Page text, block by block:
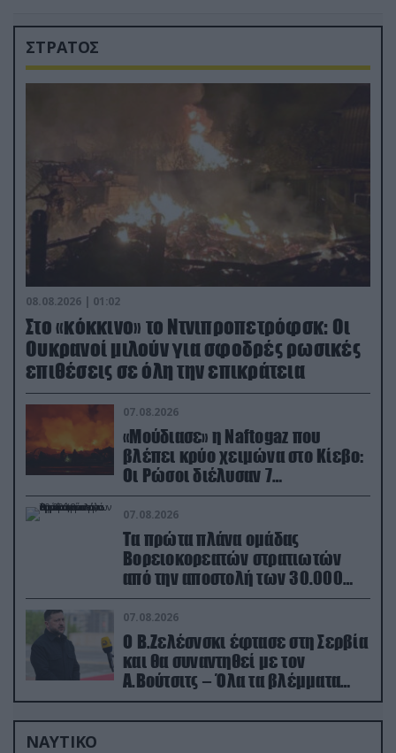
ΣΤΡΑΤΟΣ
08.08.2026 | 01:02
Στο «κόκκινο» το Ντνιπροπετρόφσκ: Οι
Ουκρανοί μιλούν για σφοδρές ρωσικές
επιθέσεις σε όλη την επικράτεια
07.08.2026
«Μούδιασε» η Naftogaz που
βλέπει κρύο χειμώνα στο Κίεβο:
Οι Ρώσοι διέλυσαν 7
εγκαταστάσεις του ουκρανικού
κολοσσού!
07.08.2026
Τα πρώτα πλάνα ομάδας
Βορειοκορεατών στρατιωτών
από την αποστολή των 30.000
που έφτασαν στη Ρωσία (βίντεο)
07.08.2026
Ο Β.Ζελέσνσκι έφτασε στη Σερβία
και θα συναντηθεί με τον
Α.Βούτσιτς – Όλα τα βλέμματα
στις σχέσεις με τη Ρωσία
ΝΑΥΤΙΚΟ